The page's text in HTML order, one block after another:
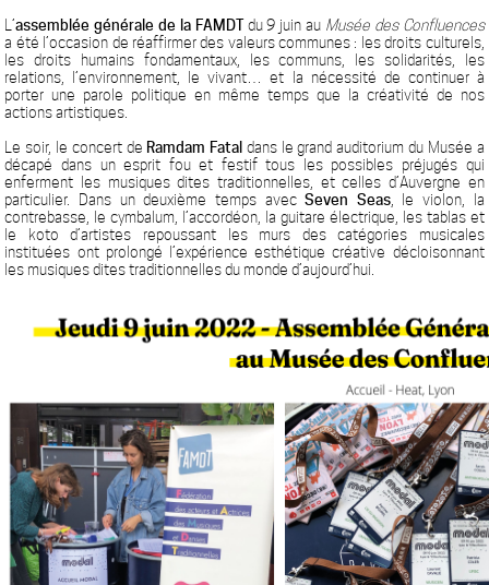
L’assemblée générale de la FAMDTdu 9 juin au Musée des Confluences
a été l’occasion de réaffirmer des valeurs communes : les droits culturels,
les droits humains fondamentaux, les communs, les solidarités, les
relations, l’environnement, le vivant… et la nécessité de continuer à
porter une parole politique en même temps que la créativité de nos
actions artistiques.
Le soir, le concert de Ramdam Fatal dans le grand auditorium du Musée a
décapé dans un esprit fou et festif tous les possibles préjugés qui
enferment les musiques dites traditionnelles, et celles d’Auvergne en
particulier. Dans un deuxième temps avecSeven Seas, le violon, la
contrebasse, le cymbalum, l’accordéon, la guitare électrique, les tablas et
le koto d’artistes repoussant les murs des catégories musicales
instituées ont prolongé l’expérience esthétique créative décloisonnant
les musiques dites traditionnelles du monde d’aujourd’hui.